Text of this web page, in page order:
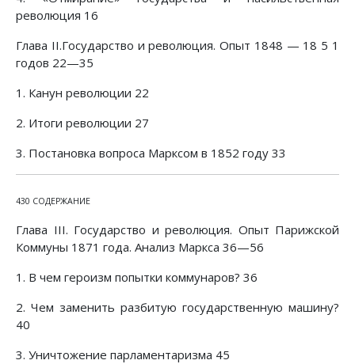
революция 16
Глава II.Государство и революция. Опыт 1848 — 18 5 1
годов 22—35
1. Канун революции 22
2. Итоги революции 27
3. Постановка вопроса Марксом в 1852 году 33
430 СОДЕРЖАНИЕ
Глава III. Государство и революция. Опыт Парижской
Коммуны 1871 года. Анализ Маркса 36—56
1. В чем героизм попытки коммунаров? 36
2. Чем заменить разбитую государственную машину?
40
3. Уничтожение парламентаризма 45